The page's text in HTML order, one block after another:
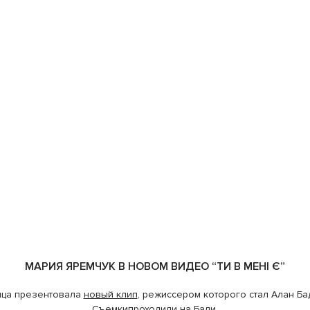
МАРИЯ ЯРЕМЧУК В НОВОМ ВИДЕО “ТИ В МЕНІ Є”
презентовала новый клип, режиссером которого стал Алан